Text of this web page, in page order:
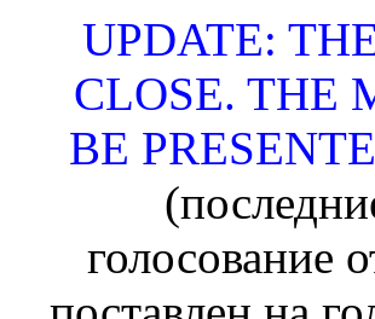
UPDATE:
CLOSE. THE
BE
голосование